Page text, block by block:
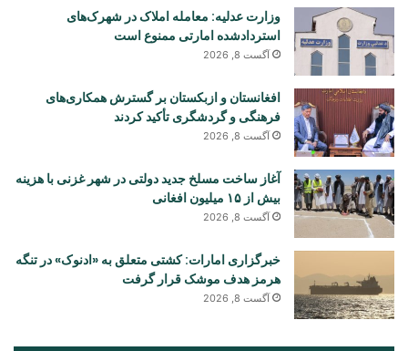
وزارت عدلیه: معامله املاک در شهرک‌های
استردادشده امارتی ممنوع است
آگست 8, 2026
افغانستان و ازبکستان بر گسترش همکاری‌های
فرهنگی و گردشگری تأکید کردند
آگست 8, 2026
آغاز ساخت مسلخ جدید دولتی در شهر غزنی با هزینه
بیش از ۱۵ میلیون افغانی
آگست 8, 2026
خبرگزاری امارات: کشتی متعلق به «ادنوک» در تنگه
هرمز هدف موشک قرار گرفت
آگست 8, 2026